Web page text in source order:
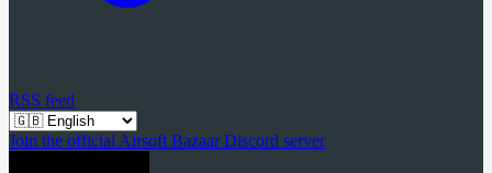
RSS feed
Join the official Airsoft Bazaar Discord server